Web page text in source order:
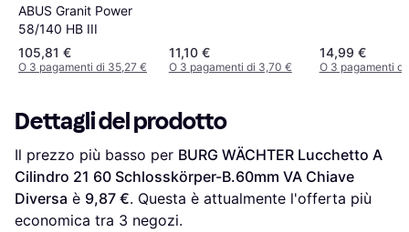
ABUS Granit Power
58/140 HB III
105,81 €
O 3 pagamenti di 35,27 €
11,10 €
O 3 pagamenti di 3,70 €
14,99 €
O 3 pagamenti
Dettagli del prodotto
Il prezzo più basso per BURG WÄCHTER Lucchetto A
Cilindro 21 60 Schlosskörper-B.60mm VA Chiave
Diversa è 9,87 €. Questa è attualmente l'offerta più
economica tra 3 negozi.